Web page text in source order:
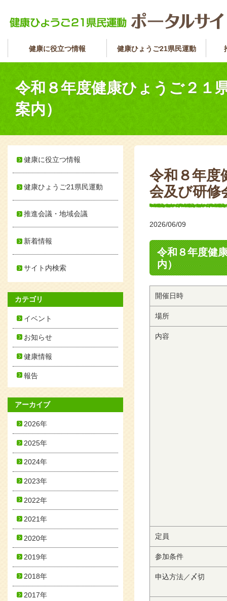
健康に役立つ情報 健康ひょうご21県民運動
令和８年度健康ひょうご２１
案内）
令和８年度
会及び研修
2026/06/09
令和８年度健
内）
開催日時
場所
内容
定員
参加条件
申込方法／〆切
健康に役立つ情報
健康ひょうご21県民運動
推進会議・地域会議
新着情報
サイト内検索
カテゴリ
イベント
お知らせ
健康情報
報告
アーカイブ
2026年
2025年
2024年
2023年
2022年
2021年
2020年
2019年
2018年
2017年